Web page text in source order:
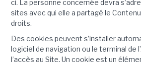
ci. La personne concernée devra
sites avec qui elle a partagé le
droits.
Des cookies peuvent s’installer
logiciel de navigation ou le terminal de
l’accès au Site. Un cookie est un